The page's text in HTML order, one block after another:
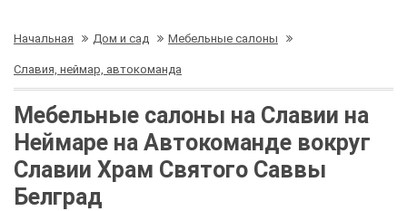
Начальная Дом и сад Мебельные салоны
Славия, неймар, автокоманда
Мебельные салоны на Славии на
Неймаре на Автокоманде вокруг
Славии Храм Святого Саввы
Белград